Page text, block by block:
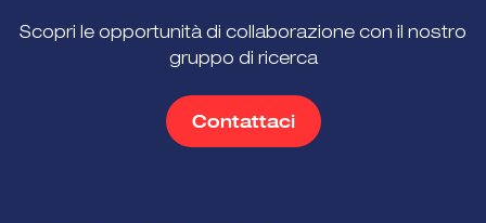
Scopri le opportunità di collaborazione con il nostro
gruppo di ricerca
Contattaci